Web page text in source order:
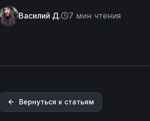
Василий Д. 7 мин чтения
Вернуться к статьям